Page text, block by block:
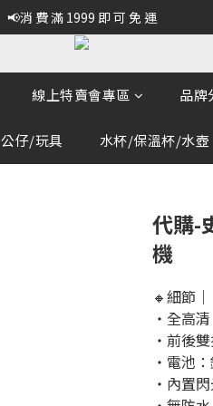
📢消 費 滿 1999 即 可 免 運
線上特賣會專區 品牌
公仔/玩具 水杯/保溫杯/水壺
代購-
機
🔸細節｜
・全高
・前後
・電池
・內置